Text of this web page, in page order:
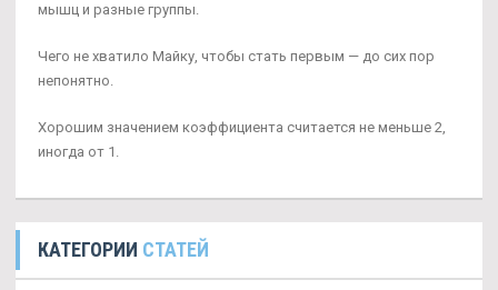
мышц и разные группы.
Чего не хватило Майку, чтобы стать первым — до сих пор
непонятно.
Хорошим значением коэффициента считается не меньше 2,
иногда от 1.
КАТЕГОРИИ СТАТЕЙ